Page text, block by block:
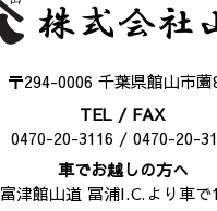
〒294-0006 千葉県館山市薗
TEL / FAX
0470-20-3116 / 0470-20-
車でお越しの方へ
富津館山道 冨浦I.C.より車で